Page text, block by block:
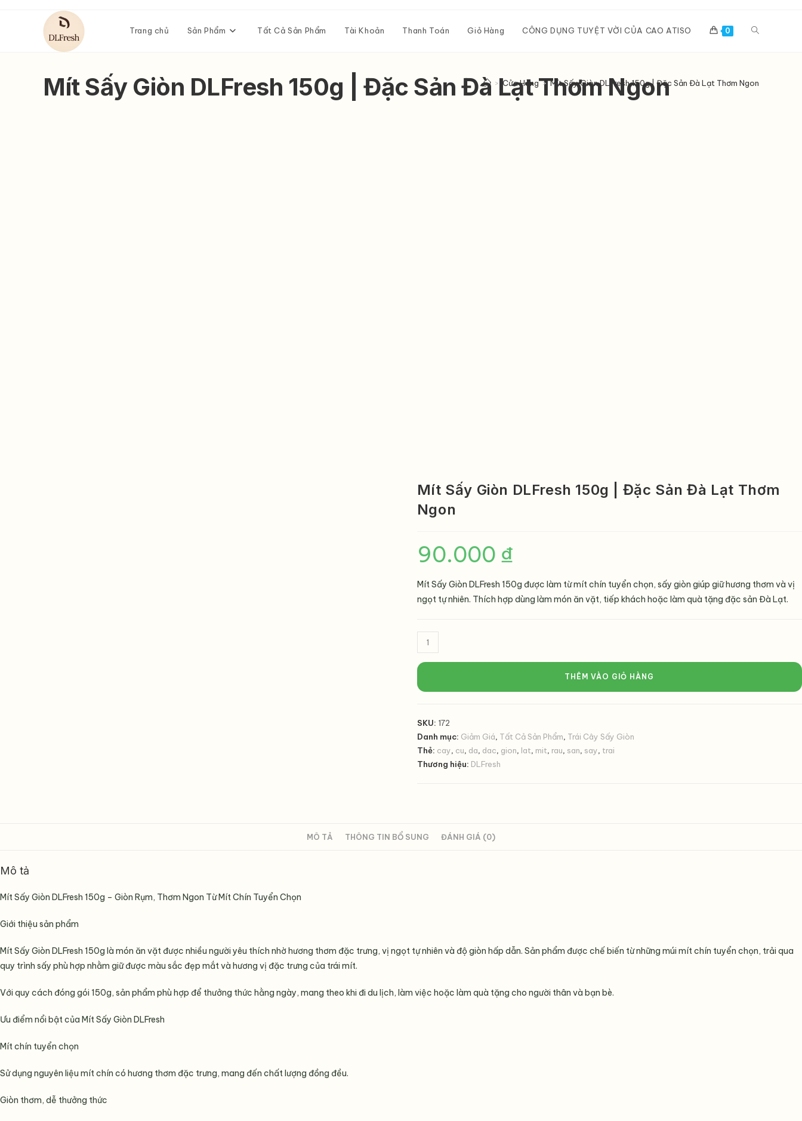
Trang chủ Sản Phẩm Tất Cả Sản Phẩm Tài Khoản Thanh Toán Giỏ Hàng CÔNG DỤNG TUYỆT VỜI CỦA CAO ATISO 0 Toggle
Mít Sấy Giòn DLFresh 150g | Đặc Sản Đà Lạt Thơm Ngon
> Cửa Hàng > Mít Sấy Giòn DLFresh 150g | Đặc Sản Đà Lạt Thơm Ngon
Mít Sấy Giòn DLFresh 150g | Đặc Sản Đà Lạt Thơm
Ngon
90.000 ₫
Mít Sấy Giòn DLFresh 150g được làm từ mít chín tuyển chọn, sấy giòn giúp giữ hương thơm và vị
ngọt tự nhiên. Thích hợp dùng làm món ăn vặt, tiếp khách hoặc làm quà tặng đặc sản Đà Lạt.
Mít
Sấy
Giòn
DLFresh
Đặc
Sản
lượng
THÊM VÀO GIỎ HÀNG
SKU: 172
Danh mục: Giảm Giá, Tất Cả Sản Phẩm, Trái Cây Sấy Giòn
Thẻ: cay, cu, da, dac, gion, lat, mit, rau, san, say, trai
Thương hiệu: DLFresh
MÔ TẢ THÔNG TIN BỔ SUNG ĐÁNH GIÁ (0)
Mô tả
Mít Sấy Giòn DLFresh 150g – Giòn Rụm, Thơm Ngon Từ Mít Chín Tuyển Chọn
Giới thiệu sản phẩm
Mít Sấy Giòn DLFresh 150g là món ăn vặt được nhiều người yêu thích nhờ hương thơm đặc trưng, vị ngọt tự nhiên và độ giòn hấp dẫn. Sản phẩm được chế biến từ những múi mít chín tuyển chọn, trải qua
quy trình sấy phù hợp nhằm giữ được màu sắc đẹp mắt và hương vị đặc trưng của trái mít.
Với quy cách đóng gói 150g, sản phẩm phù hợp để thưởng thức hằng ngày, mang theo khi đi du lịch, làm việc hoặc làm quà tặng cho người thân và bạn bè.
Ưu điểm nổi bật của Mít Sấy Giòn DLFresh
Mít chín tuyển chọn
Sử dụng nguyên liệu mít chín có hương thơm đặc trưng, mang đến chất lượng đồng đều.
Giòn thơm, dễ thưởng thức